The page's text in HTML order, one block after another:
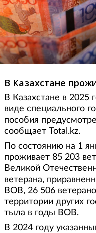
В Казахстане
В Казахстане в 2025
виде специального
пособия
сообщает Total.kz.
По состоянию на 1
проживает 85 203
Великой
ветерана,
ВОВ, 26 506
территории других
тыла в годы ВОВ.
В 2024 году